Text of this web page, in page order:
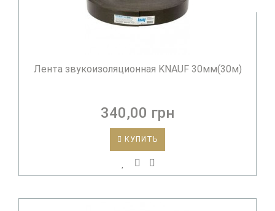
Лента звукоизоляционная KNAUF 30мм(30м)
340,00 грн
КУПИТЬ